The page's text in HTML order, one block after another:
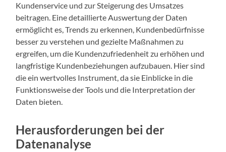
Kundenservice und zur Steigerung des Umsatzes
beitragen. Eine detaillierte Auswertung der Daten
ermöglicht es, Trends zu erkennen, Kundenbedürfnisse
besser zu verstehen und gezielte Maßnahmen zu
ergreifen, um die Kundenzufriedenheit zu erhöhen und
langfristige Kundenbeziehungen aufzubauen. Hier sind
die ein wertvolles Instrument, da sie Einblicke in die
Funktionsweise der Tools und die Interpretation der
Daten bieten.
Herausforderungen bei der
Datenanalyse